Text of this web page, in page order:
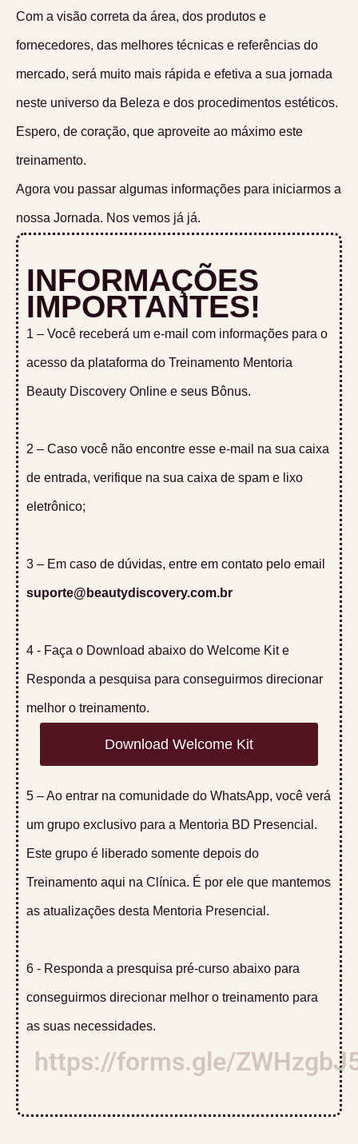
Com a visão correta da área, dos produtos e
fornecedores, das melhores técnicas e referências do
mercado, será muito mais rápida e efetiva a sua jornada
neste universo da Beleza e dos procedimentos estéticos.
Espero, de coração, que aproveite ao máximo este
treinamento.
Agora vou passar algumas informações para iniciarmos a
nossa Jornada. Nos vemos já já.
INFORMAÇÕES
IMPORTANTES!
1 – Você receberá um e-mail com informações para o
acesso da plataforma do Treinamento Mentoria
Beauty Discovery Online e seus Bônus.
2 – Caso você não encontre esse e-mail na sua caixa
de entrada, verifique na sua caixa de spam e lixo
eletrônico;
3 – Em caso de dúvidas, entre em contato pelo email
suporte@beautydiscovery.com.br
4 - Faça o Download abaixo do Welcome Kit e
Responda a pesquisa para conseguirmos direcionar
melhor o treinamento.
Download Welcome Kit
5 – Ao entrar na comunidade do WhatsApp, você verá
um grupo exclusivo para a Mentoria BD Presencial.
Este grupo é liberado somente depois do
Treinamento aqui na Clínica. É por ele que mantemos
as atualizações desta Mentoria Presencial.
6 - Responda a presquisa pré-curso abaixo para
conseguirmos direcionar melhor o treinamento para
as suas necessidades.
https://forms.gle/